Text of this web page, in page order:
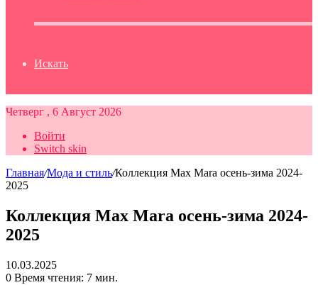
Искать
Четверг , 6 Август 2026
Войти
Switch skin
Главная/Мода и стиль/Коллекция Max Mara осень-зима 2024-
2025
Коллекция Max Mara осень-зима 2024-
2025
10.03.2025
0 Время чтения: 7 мин.